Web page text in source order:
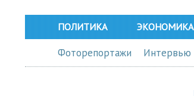
ПОЛИТИКА ЭКОНОМИКА
Фоторепортажи Интервью